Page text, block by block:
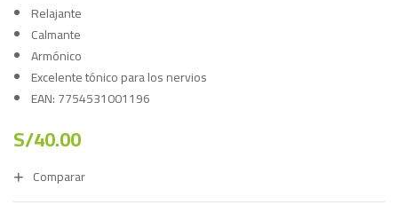
Relajante
Calmante
Armónico
Excelente tónico para los nervios
EAN: 7754531001196
S/40.00
Comparar